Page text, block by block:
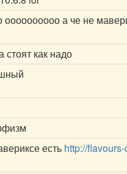
оооооооооо а че не
стоят как надо
есть http://